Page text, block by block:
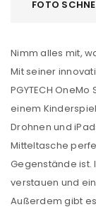
FOTO
Nimm alles mit,
Mit seiner
PGYTECH
einem
Drohnen und
Mitteltasche
Gegenstände ist.
verstauen und
Außerdem gibt